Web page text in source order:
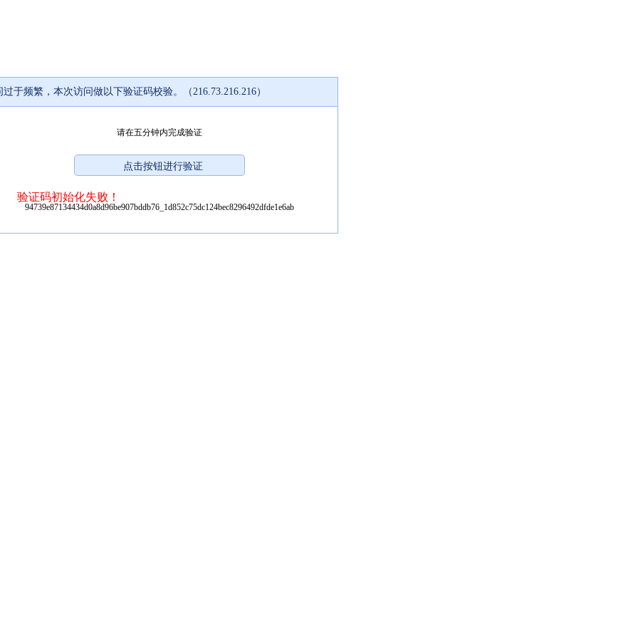
过于频繁，本次访问做以下验证码校验。（216.73.216.216）
请在五分钟内完成验证
验证码初始化失败！
94739e87134434d0a8d96be907bddb76_1d852c75dc124bec8296492dfde1e6ab